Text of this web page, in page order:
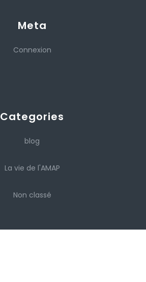
Meta
Connexion
Categories
blog
La vie de l'AMAP
Non classé